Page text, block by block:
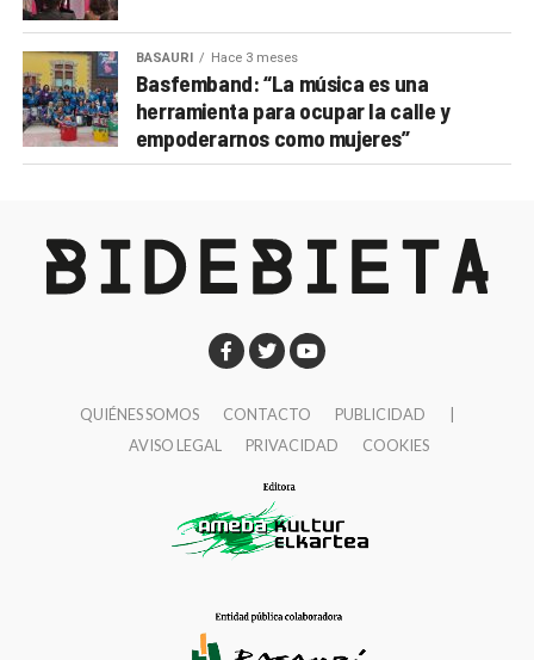
BASAURI Hace 3 meses
Basfemband: “La música es una
herramienta para ocupar la calle y
empoderarnos como mujeres”
QUIÉNES SOMOS CONTACTO PUBLICIDAD
AVISO LEGAL
PRIVACIDAD COOKIES